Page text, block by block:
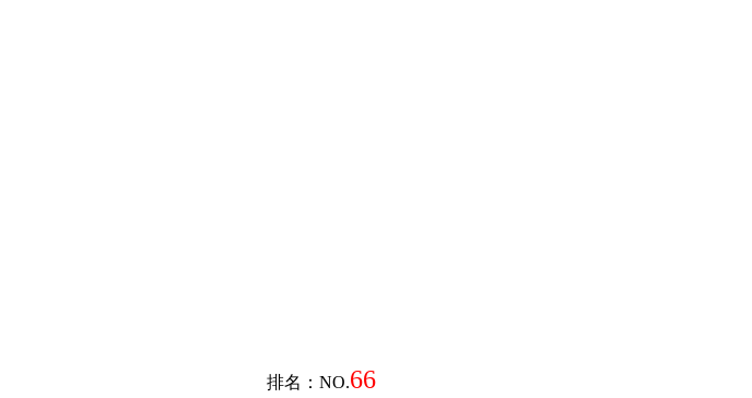
排名：NO.66